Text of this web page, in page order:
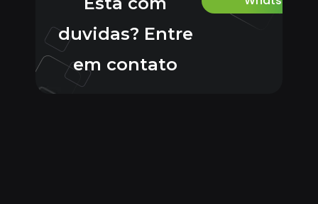
duvidas? Entre
em contato